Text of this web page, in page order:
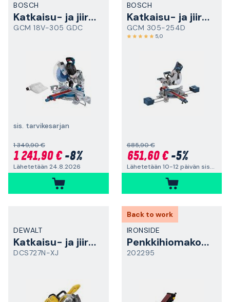
BOSCH
Katkaisu- ja jiirisaha
GCM 18V-305 GDC
sis. tarvikesarjan
1 349,90 €
1 241,90 €-8%
Lähetetään 24.8.2026
BOSCH
Katkaisu- ja jiirisaha
GCM 305-254D
5,0
685,90 €
651,60 €-5%
Lähetetään 10-12 päivän sisällä
DEWALT
Katkaisu- ja jiirisaha
DCS727N-XJ
Back to work
IRONSIDE
Penkkihiomakone
202295